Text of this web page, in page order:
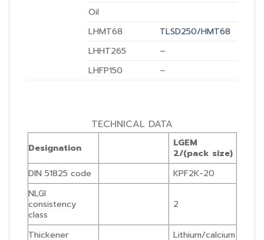
Oil
LHMT68
TLSD250/HMT68
LHHT265
–
LHFP150
–
TECHNICAL DATA
Designation
LGEM
2/(pack size)
DIN 51825 code
KPF2K-20
NLGI
consistency
class
2
Thickener
Lithium/calcium